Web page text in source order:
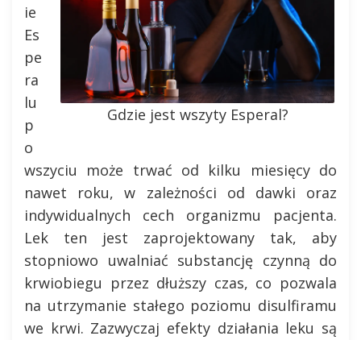
Gdzie jest wszyty Esperal?
ie
Es
pe
ra
lu
p
o
wszyciu może trwać od kilku miesięcy do
nawet roku, w zależności od dawki oraz
indywidualnych cech organizmu pacjenta.
Lek ten jest zaprojektowany tak, aby
stopniowo uwalniać substancję czynną do
krwiobiegu przez dłuższy czas, co pozwala
na utrzymanie stałego poziomu disulfiramu
we krwi. Zazwyczaj efekty działania leku są